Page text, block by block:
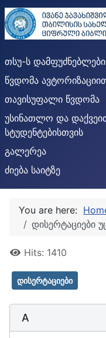
თსუ-ს დამფუძნებლები
წვდომა
თავისუფალი წვდომა
უსინათლო და
სტუდენტებისთვის
გალერეა
ძიება საიტზე
You are here:
დისერტაციები
Hits: 1410
დისერტაციები
A